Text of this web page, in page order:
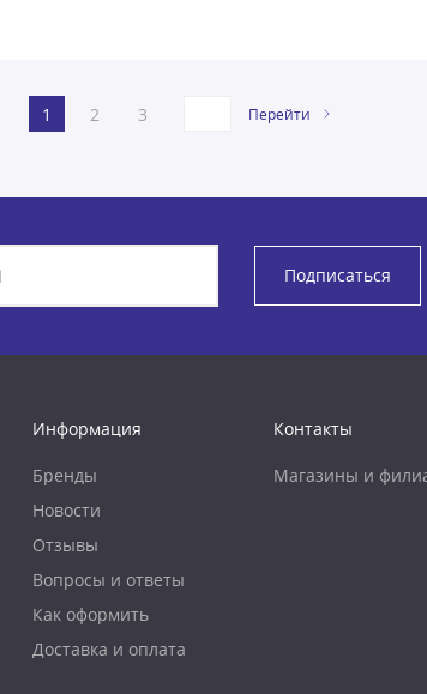
1 2 3 Перейти
Подписаться
Информация
Бренды
Новости
Отзывы
Вопросы и ответы
Как оформить
Доставка и оплата
Контакты
Магазины и